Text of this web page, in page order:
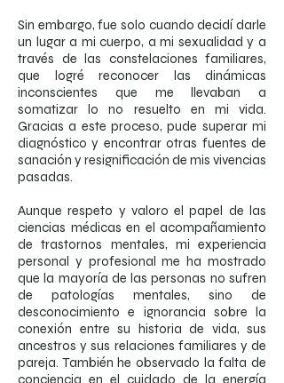
Sin embargo, fue solo cuando decidí darle
un lugar a mi cuerpo, a mi sexualidad y a
través de las constelaciones familiares,
que logré reconocer las dinámicas
inconscientes que me llevaban a
somatizar lo no resuelto en mi vida.
Gracias a este proceso, pude superar mi
diagnóstico y encontrar otras fuentes de
sanación y resignificación de mis vivencias
pasadas.
Aunque respeto y valoro el papel de las
ciencias médicas en el acompañamiento
de trastornos mentales, mi experiencia
personal y profesional me ha mostrado
que la mayoría de las personas no sufren
de patologías mentales, sino de
desconocimiento e ignorancia sobre la
conexión entre su historia de vida, sus
ancestros y sus relaciones familiares y de
pareja. También he observado la falta de
conciencia en el cuidado de la energía